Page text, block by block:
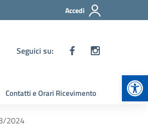
Accedi
Seguici su:
Contatti e Orari Ricevimento
2024